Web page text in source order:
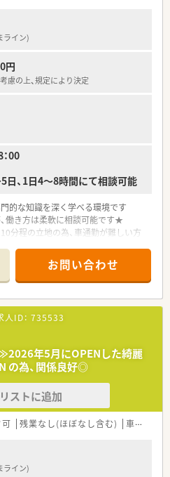
および介護休業の取得実績があり、ラ
せた柔軟な働き方が実現できる環境
ジ】
務や服薬指導を通じて、地域に密着し
の管理薬剤師への昇格を目指すこと
フの指導育成に携わるチャンスがあり
ジャーなど全体の数字管理を行う役
い視点で活躍することも可能な環境で
ほぼない環境のため、仕事終わりの
と過ごす時間にあてたい方に最適で
宅手当などの制度が整った職場で、長
リアを築いていきたい方におすすめ
たいという熱意を持つ方に最適で
ライン)
円
慮の上、規定により決定
00
日、1日4～8時間にて相談可能
的な知識を深く学べる環境です
働き方は柔軟に相談可能です★
分程の立地の為、車通勤が難しい方
て】
ほどの場所に立地しており、車での
セス良好な店舗です。
方箋をメインに応需しており、精神科
られる環境です。
常勤薬剤師1名となっており、今回の
据えた増員となります。
お問い合わせ
ID： 735533
年5月にOPENした綺麗
の為、関係良好◎
ストに追加
残業なし(ほぼなし含む) 車通勤可
ライン)